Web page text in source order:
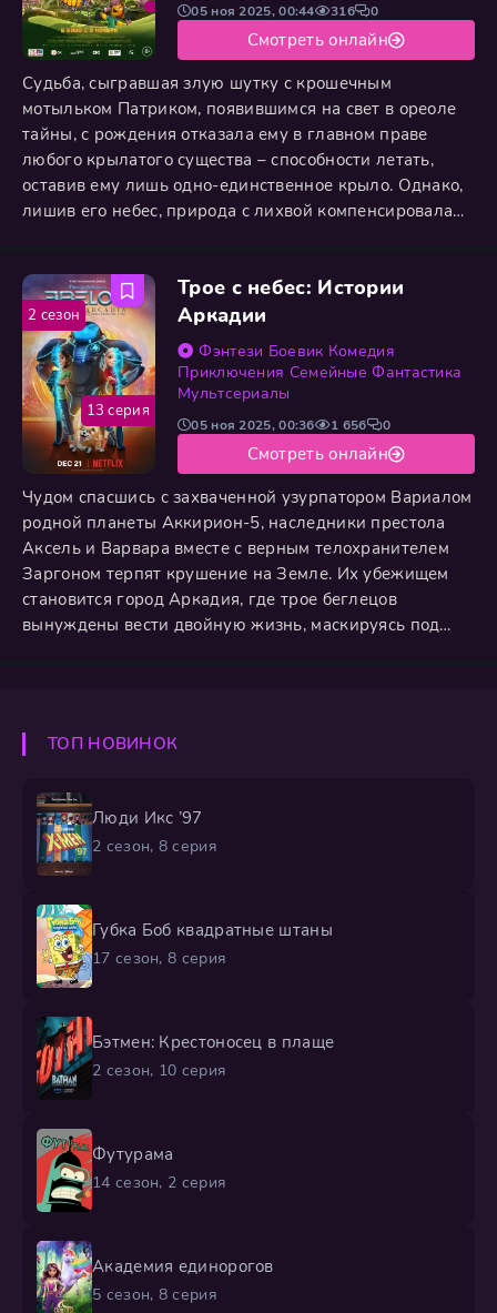
Судьба, сыгравшая злую шутку с крошечным
мотыльком Патриком, появившимся на свет в ореоле
тайны, с рождения отказала ему в главном праве
любого крылатого существа – способности летать,
оставив ему лишь одно-единственное крыло. Однако,
лишив его небес, природа с лихвой компенсировала
смириться с предначертанной участью, маленький
гений сумел обратить своё физическое
несовершенство в мощный двигатель
05 ноя 2025, 00:44 316 0
Смотреть онлайн
Трое с небес: Истории
Аркадии
Фэнтези Боевик Комедия
Приключения Семейные Фантастика
Мультсериалы
Чудом спасшись с захваченной узурпатором Вариалом
родной планеты Аккирион-5, наследники престола
Аксель и Варвара вместе с верным телохранителем
Заргоном терпят крушение на Земле. Их убежищем
становится город Аркадия, где трое беглецов
вынуждены вести двойную жизнь, маскируясь под
планете и освободить родной мир, принц и принцесса
должны преодолеть
05 ноя 2025, 00:36 1 656 0
Смотреть онлайн
13 серия
2 сезон
ТОП НОВИНОК
Люди Икс ’97
2 сезон, 8 серия
Губка Боб квадратные штаны
17 сезон, 8 серия
Бэтмен: Крестоносец в плаще
2 сезон, 10 серия
Футурама
14 сезон, 2 серия
Академия единорогов
5 сезон, 8 серия